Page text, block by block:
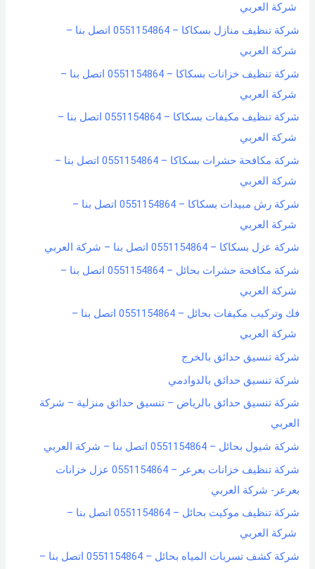
شركة العربي
شركة تنظيف منازل بسكاكا – 0551154864 اتصل بنا –
شركة العربي
شركة تنظيف خزانات بسكاكا – 0551154864 اتصل بنا –
شركة العربي
شركة تنظيف مكيفات بسكاكا – 0551154864 اتصل بنا –
شركة العربي
شركة مكافحة حشرات بسكاكا – 0551154864 اتصل بنا –
شركة العربي
شركة رش مبيدات بسكاكا – 0551154864 اتصل بنا –
شركة العربي
شركة عزل بسكاكا – 0551154864 اتصل بنا – شركة العربي
شركة مكافحة حشرات بحائل – 0551154864 اتصل بنا –
شركة العربي
فك وتركيب مكيفات بحائل – 0551154864 اتصل بنا –
شركة العربي
شركة تنسيق حدائق بالخرج
شركة تنسيق حدائق بالدوادمي
شركة تنسيق حدائق بالرياض – تنسيق حدائق منزلية – شركة
العربي
شركة شيول بحائل – 0551154864 اتصل بنا – شركة العربي
شركة تنظيف خزانات بعرعر – 0551154864 عزل خزانات
بعرعر- شركة العربي
شركة تنظيف موكيت بحائل – 0551154864 اتصل بنا –
شركة العربي
شركة كشف تسربات المياه بحائل – 0551154864 اتصل بنا –